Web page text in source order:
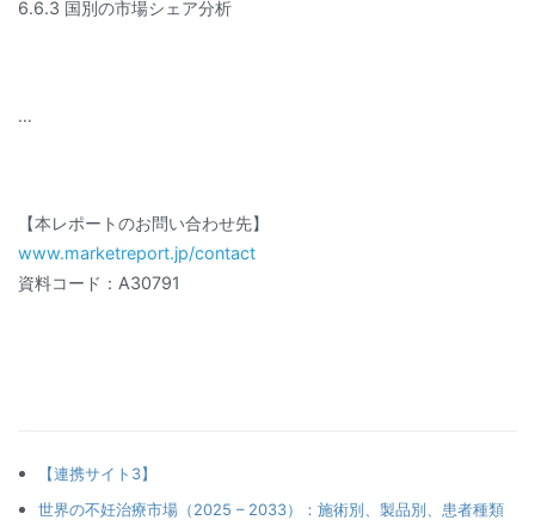
6.6.3 国別の市場シェア分析
…
【本レポートのお問い合わせ先】
www.marketreport.jp/contact
資料コード：A30791
【連携サイト3】
世界の不妊治療市場（2025 – 2033）：施術別、製品別、患者種類